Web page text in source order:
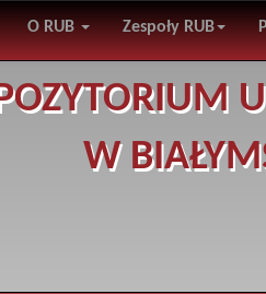
O RUB Zespoły RUB
W